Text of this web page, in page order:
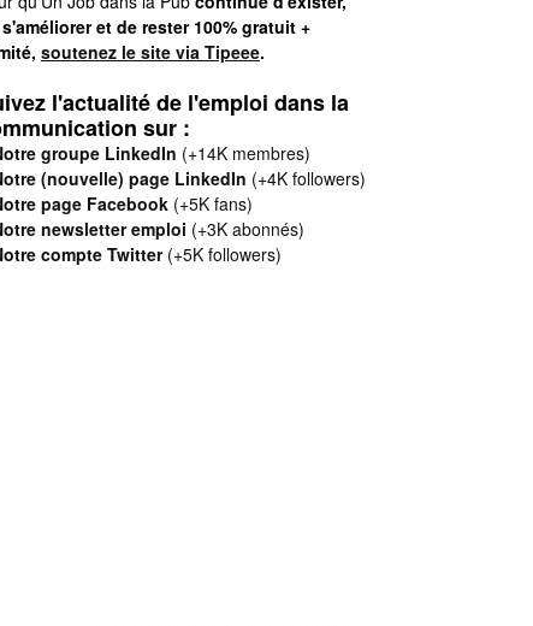
et de rester 100% gratuit +
soutenez le site via Tipeee.
l'actualité de l'emploi dans la
sur :
groupe LinkedIn (+14K membres)
(nouvelle) page LinkedIn (+4K followers)
page Facebook (+5K fans)
newsletter emploi (+3K abonnés)
compte Twitter(+5K followers)